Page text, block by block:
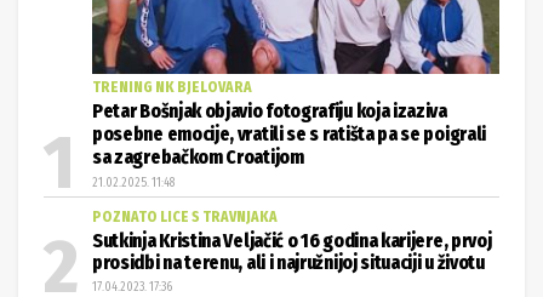
TRENING NK BJELOVARA
Petar Bošnjak objavio fotografiju koja izaziva
posebne emocije, vratili se s ratišta pa se poigrali
sa zagrebačkom Croatijom
21.02.2025. 11:48
POZNATO LICE S TRAVNJAKA
Sutkinja Kristina Veljačić o 16 godina karijere, prvoj
prosidbi na terenu, ali i najružnijoj situaciji u životu
17.04.2023. 17:36